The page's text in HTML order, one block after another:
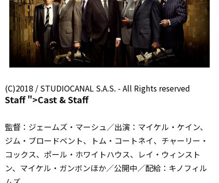
(C)2018 / STUDIOCANAL S.A.S. - All Rights reserved
Staff ">Cast &Staff
監督：ジェームズ・マーシュ／出演：マイケル・ケイン、
ジム・ブロードベント、トム・コートネイ、チャーリー・
コックス、ポール・ホワイトハウス、レイ・ウィンスト
ン、マイケル・ガンボンほか／公開中／配給：キノフィル